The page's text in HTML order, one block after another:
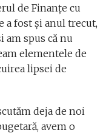
de Finanțe cu
a fost și anul trecut,
am spus că nu
elementele de
lipsei de
deja de noi
avem o